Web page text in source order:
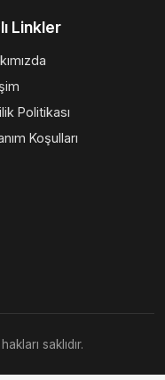
Linkler
Politikası
Koşulları
saklıdır.